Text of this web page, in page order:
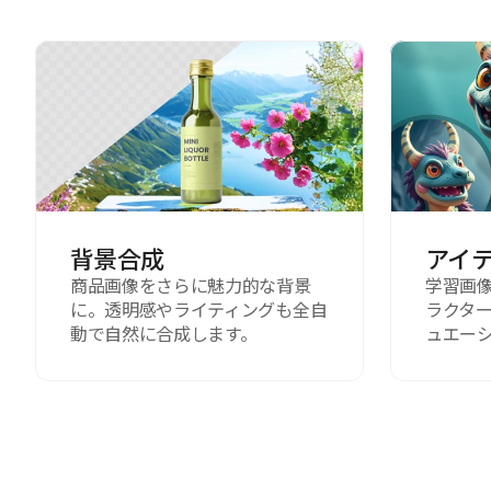
背景合成
商品画像をさらに魅力的な背景
に。透明感やライティングも全自
動で自然に合成します。
アイ
学習画
ラクタ
ュエー